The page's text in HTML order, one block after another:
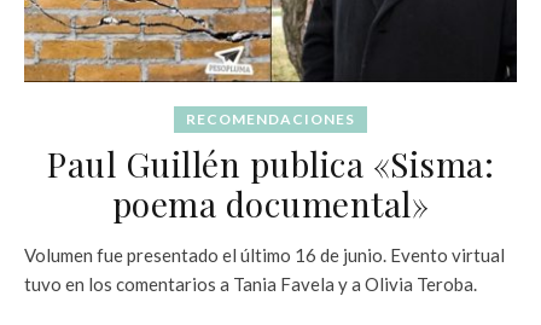
RECOMENDACIONES
Paul Guillén publica «Sisma:
poema documental»
Volumen fue presentado el último 16 de junio. Evento virtual
tuvo en los comentarios a Tania Favela y a Olivia Teroba.